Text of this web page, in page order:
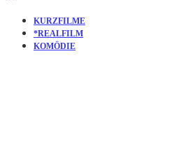
KURZFILME
*REALFILM
KOMÖDIE